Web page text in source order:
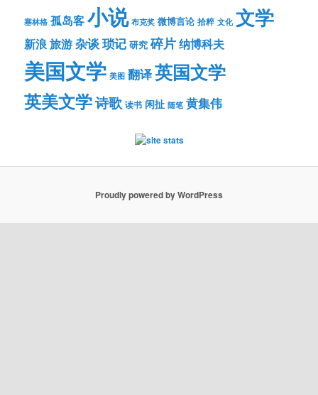
塞林格 孤岛客小说 布克奖 微博言论 拾粹 文化 文学
新浪旅游杂谈琐记 研究 碎片纳博科夫
美国文学 美图 翻译英国文学
英美文学诗歌 读书 闲扯 随笔 黄集伟
Proudly powered by WordPress